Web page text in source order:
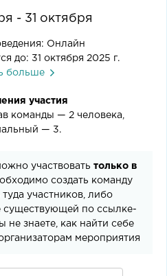
- 31 октября
Онлайн
до: 31 октября 2025 г.
больше
участия
команды — 2 человека,
— 3.
участвовать только в
создать команду
участников, либо
существующей по ссылке-
знаете, как найти себе
мероприятия